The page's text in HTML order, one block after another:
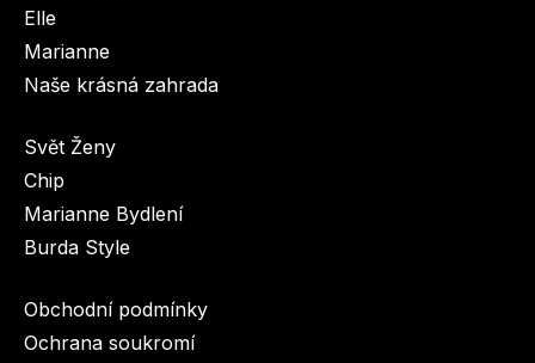
Elle
Marianne
Naše krásná zahrada
Svět Ženy
Chip
Marianne Bydlení
Burda Style
Obchodní podmínky
Ochrana soukromí